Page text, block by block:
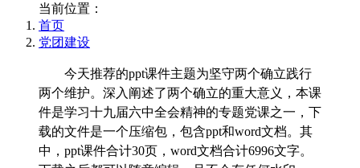
当前位置：
首页
党团建设
今天推荐的ppt课件主题为坚守两个确立践行
两个维护。深入阐述了两个确立的重大意义，本课
件是学习十九届六中全会精神的专题党课之一，下
载的文件是一个压缩包，包含ppt和word文档。其
中，ppt课件合计30页，word文档合计6996文字。